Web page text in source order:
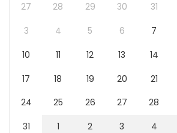
Evenemang
Fest
Middag / Lunch
Konferens
Företagsevent
Företagsfest
27 28 29 30 31
3
4 5 6 7
10
11 12 13 14
17
18 19 20 21
24
25 26 27 28
31
1 2 3 4